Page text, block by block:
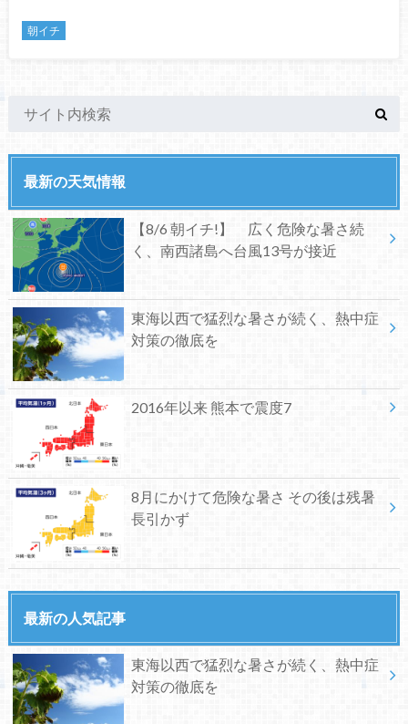
朝イチ
最新の天気情報
【8/6 朝イチ!】 広く危険な暑さ続
く、南西諸島へ台風13号が接近
東海以西で猛烈な暑さが続く、熱中症
対策の徹底を
2016年以来 熊本で震度7
8月にかけて危険な暑さ その後は残暑
長引かず
最新の人気記事
東海以西で猛烈な暑さが続く、熱中症
対策の徹底を